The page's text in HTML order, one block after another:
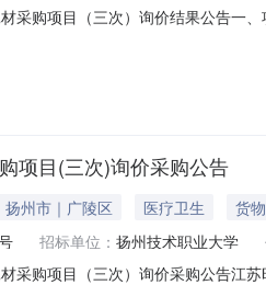
采购项目（三次）询价结果公告一
：详见采购文件服务期限：详见采
项目(三次)询价采购公告
扬州市｜广陵区 医疗卫生
货物
招标单位： 扬州技术职业大学
采购项目（三次）询价采购公告江